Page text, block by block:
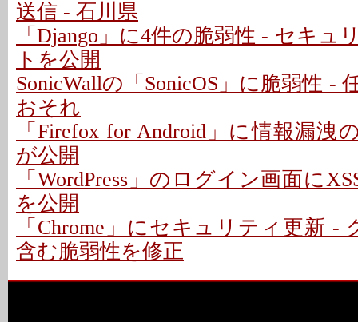
送信 - 石川県
「Django」に4件の脆弱性 - セキュ
トを公開
SonicWallの「SonicOS」に脆弱性 -
おそれ
「Firefox for Android」に情報漏洩
が公開
「WordPress」のログイン画面に
を公開
「Chrome」にセキュリティ更新 -
含む脆弱性を修正